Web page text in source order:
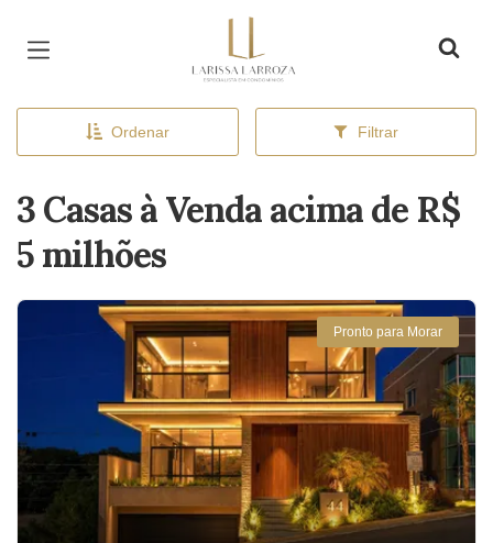
Ordenar Filtrar
3 Casas à Venda acima de R$
5 milhões
Pronto para Morar